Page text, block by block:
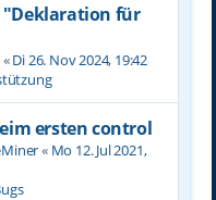
"Deklaration für
«Di 26. Nov 2024, 19:42
ersten control
« Mo 12. Jul 2021,